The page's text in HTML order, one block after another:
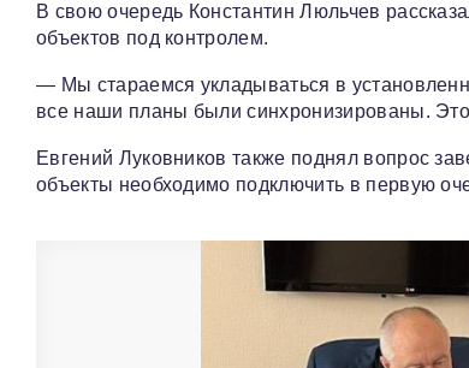
В свою очередь Константин Люльчев
объектов под контролем.
— Мы стараемся укладываться в
все наши планы были синхронизированы. Это
Евгений Луковников также поднял вопрос
объекты необходимо подключить в первую